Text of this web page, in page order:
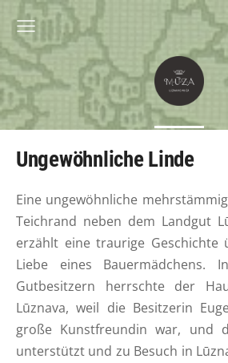
Ungewöhnliche Linde
Eine ungewöhnliche
Teichrand neben dem Landgut
erzählt eine traurige Geschichte
Liebe eines Bauermädchens.
Gutbesitzern herrschte der
Lūznava, weil die Besitzerin
große Kunstfreundin war, und
unterstützt und zu Besuch in